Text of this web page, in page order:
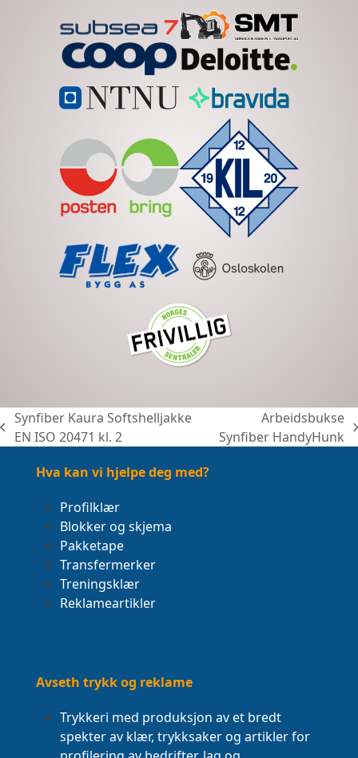
previous
Synfiber Kaura Softshelljakke
EN ISO 20471 kl. 2
next
Arbeidsbukse
Synfiber HandyHunk
Hva kan vi hjelpe deg med?
Profilklær
Blokker og skjema
Pakketape
Transfermerker
Treningsklær
Reklameartikler
Avseth trykk og reklame
Trykkeri med produksjon av et bredt
spekter av klær, trykksaker og artikler for